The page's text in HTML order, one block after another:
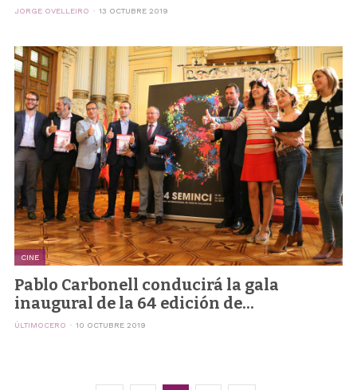
JORGE OVELLEIRO 13 OCTUBRE 2019
CINE
Pablo Carbonell conducirá la gala
inaugural de la 64 edición de...
ÚLTIMOCERO 10 OCTUBRE 2019